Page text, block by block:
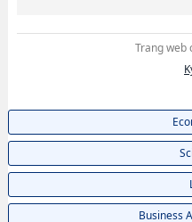
sở trang thiết bị, hướng dẫn địa
Trang web
Business